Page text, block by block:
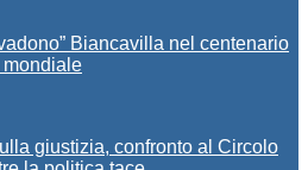
Biancavilla nel centenario
giustizia, confronto al Circolo